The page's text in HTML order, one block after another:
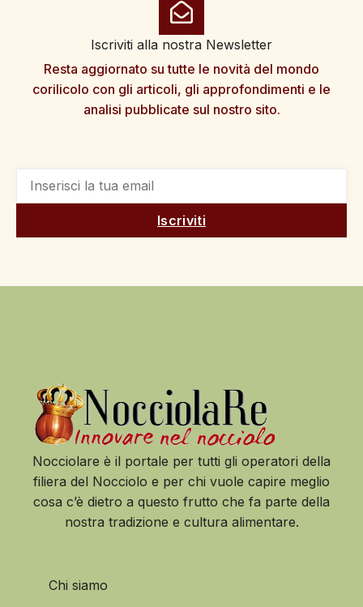
Iscriviti alla nostra Newsletter
Resta aggiornato su tutte le novità del mondo
corilicolo con gli articoli, gli approfondimenti e le
analisi pubblicate sul nostro sito.
Iscriviti
Nocciolare è il portale per tutti gli operatori della
filiera del Nocciolo e per chi vuole capire meglio
cosa c’è dietro a questo frutto che fa parte della
nostra tradizione e cultura alimentare.
Chi siamo